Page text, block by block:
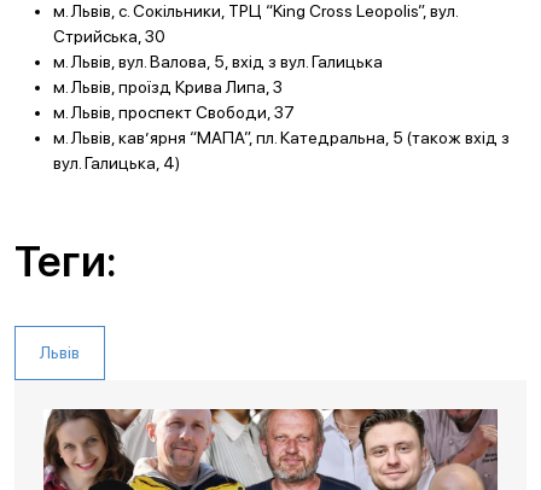
м. Львів, с. Сокільники, ТРЦ “King Cross Leopolis”, вул.
Стрийська, 30
м. Львів, вул. Валова, 5, вхід з вул. Галицька
м. Львів, проїзд Крива Липа, 3
м. Львів, проспект Свободи, 37
м. Львів, кав’ярня “МАПА”, пл. Катедральна, 5 (також вхід з
вул. Галицька, 4)
Теги:
Львів